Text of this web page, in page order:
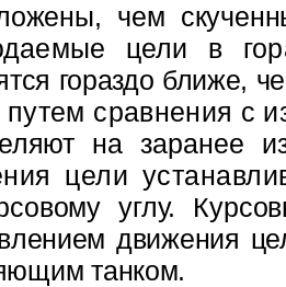
чем
цели в
гораздо ближе,
путем сравнения с
на заранее
цели
углу.
лением движения
танком.